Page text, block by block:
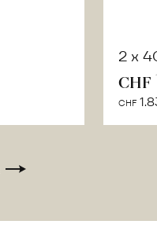
2 x
CHF
CHF